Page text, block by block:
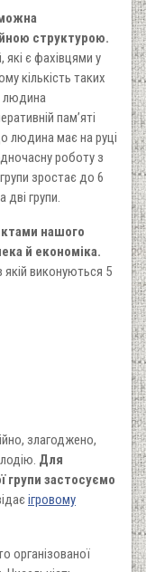
структурою.
є фахівцями у
кількість таких
людина
пам’яті
людина має на руці
роботу з
зростає до 6
групи.
нашого
й економіка.
виконуються 5
злагоджено,
Для
групи застосуємо
ігровому
організованої